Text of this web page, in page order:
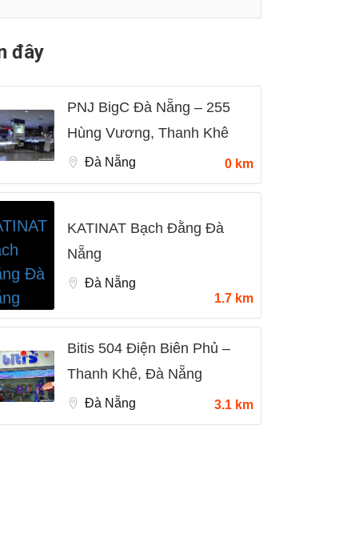
đây
PNJ BigC Đà Nẵng – 255
Hùng Vương, Thanh Khê
Đà Nẵng 0 km
KATINAT Bạch Đằng Đà
Nẵng
Đà Nẵng
1.7 km
Bitis 504 Điện Biên Phủ –
Thanh Khê, Đà Nẵng
Đà Nẵng 3.1 km